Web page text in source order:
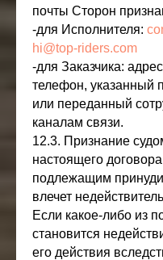
почты Сторон
-для Исполнителя:
hi@top-riders.com
-для Заказчика:
телефон, указанный
или переданный
каналам связи.
12.3. Признание
настоящего
подлежащим
влечет
Если какое-либо из
становится
его действия